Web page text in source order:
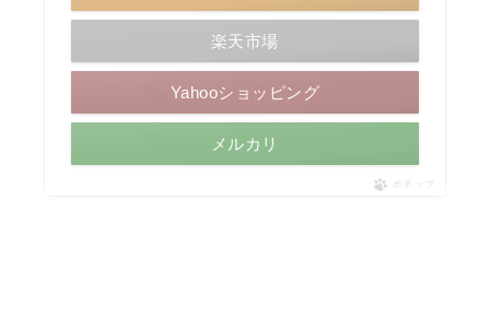
楽天市場
Yahooショッピング
メルカリ
ポチップ